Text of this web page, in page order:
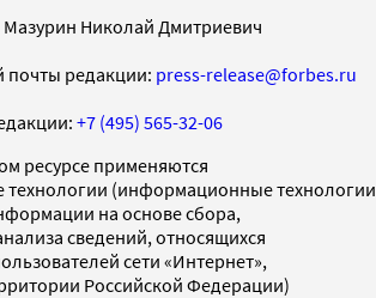
Мазурин Николай Дмитриевич
почты редакции: press-release@forbes.ru
+7 (495) 565-32-06
ресурсе применяются
технологии (информационные технологии
на основе сбора,
сведений, относящихся
сети «Интернет»,
Российской Федерации)